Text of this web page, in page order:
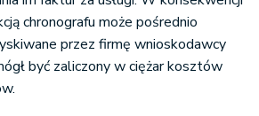
chronografu może pośrednio
przez firmę wnioskodawcy
być zaliczony w ciężar kosztów